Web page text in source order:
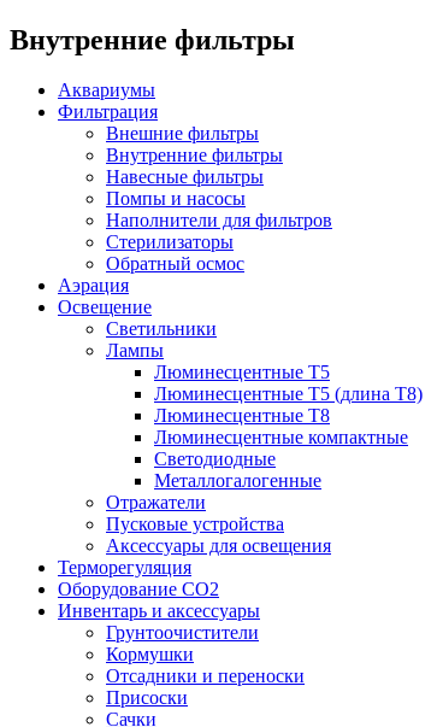
Внутренние фильтры
Аквариумы
Фильтрация
Внешние фильтры
Внутренние фильтры
Навесные фильтры
Помпы и насосы
Наполнители для фильтров
Стерилизаторы
Обратный осмос
Аэрация
Освещение
Светильники
Лампы
Люминесцентные T5
Люминесцентные T5 (длина T8)
Люминесцентные T8
Люминесцентные компактные
Светодиодные
Металлогалогенные
Отражатели
Пусковые устройства
Аксессуары для освещения
Терморегуляция
Оборудование CO2
Инвентарь и аксессуары
Грунтоочистители
Кормушки
Отсадники и переноски
Присоски
Сачки